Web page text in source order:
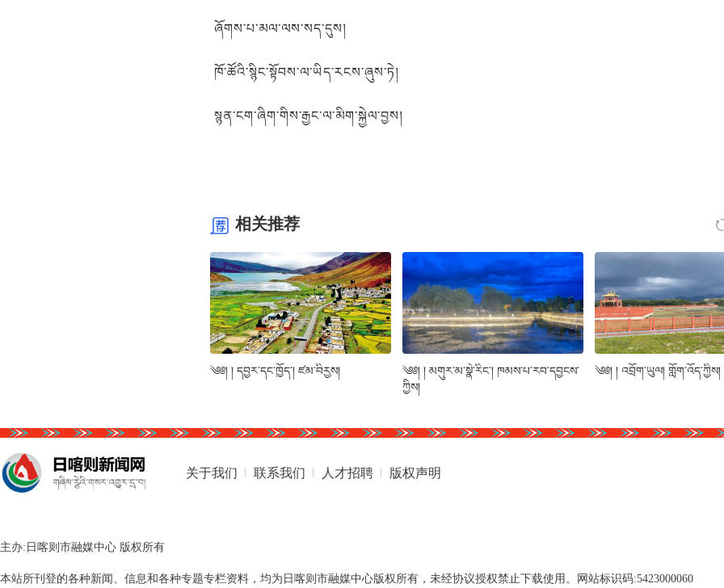
ཞོགས་པ་མལ་ལས་སད་དུས།
ཁོ་ཚོའི་སྙིང་སྟོབས་ལ་ཡིད་རངས་ཞུས་ཏེ།
སྙན་ངག་ཞིག་གིས་རྒྱང་ལ་མིག་སྐྱེལ་བྱས།
相关推荐
༄༅། ། དབྱར་དང་ཁྱོད་། ཛམ་བིརྱས།
༄༅། ། མགུར་མ་སྣེ་རིང་། ཁམས་པ་རབ་དབྱངས་
ཀྱིས།
༄༅། ། འབྲོག་ཡུལ། གློག་འོད་ཀྱིས།
关于我们 联系我们 人才招聘 版权声明
主办:日喀则市融媒中心 版权所有
本站所刊登的各种新闻、信息和各种专题专栏资料，均为日喀则市融媒中心版权所有，未经协议授权禁止下载使用。网站标识码:5423000060